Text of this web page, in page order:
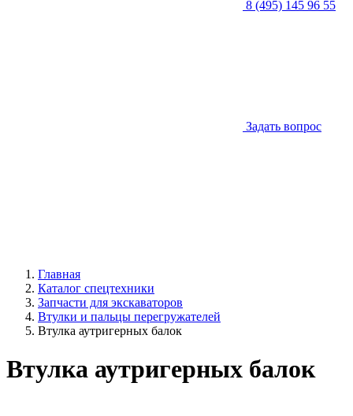
8 (495) 145 96 55
Задать вопрос
Главная
Каталог спецтехники
Запчасти для экскаваторов
Втулки и пальцы перегружателей
Втулка аутригерных балок
Втулка аутригерных балок